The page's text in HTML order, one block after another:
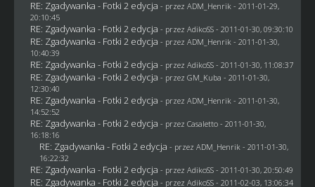
RE: Zgadywanka - Fotki 2 edycja - przez ADM_Henrik - 2011-01-29,
20:10:45
RE: Zgadywanka - Fotki 2 edycja - przez AdikoSS - 2011-01-30, 09:30:10
RE: Zgadywanka - Fotki 2 edycja - przez ADM_Henrik - 2011-01-30,
10:40:39
RE: Zgadywanka - Fotki 2 edycja - przez AdikoSS - 2011-01-30, 11:08:37
RE: Zgadywanka - Fotki 2 edycja - przez GM_Kuba - 2011-01-30,
12:30:40
RE: Zgadywanka - Fotki 2 edycja - przez ADM_Henrik - 2011-01-30,
14:52:52
RE: Zgadywanka - Fotki 2 edycja - przez Casaletto- 2011-01-30,
16:18:16
RE: Zgadywanka - Fotki 2 edycja - przez ADM_Henrik - 2011-01-30,
16:22:32
RE: Zgadywanka - Fotki 2 edycja - przez AdikoSS - 2011-01-30, 20:50:49
RE: Zgadywanka - Fotki 2 edycja - przez AdikoSS - 2011-02-03, 13:06:34